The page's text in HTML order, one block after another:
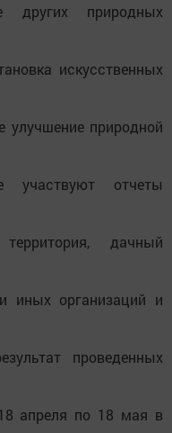
природных
искусственных
улучшение природной
участвуют отчеты
дачный
иных организаций и
проведенных
апреля по 18 мая в